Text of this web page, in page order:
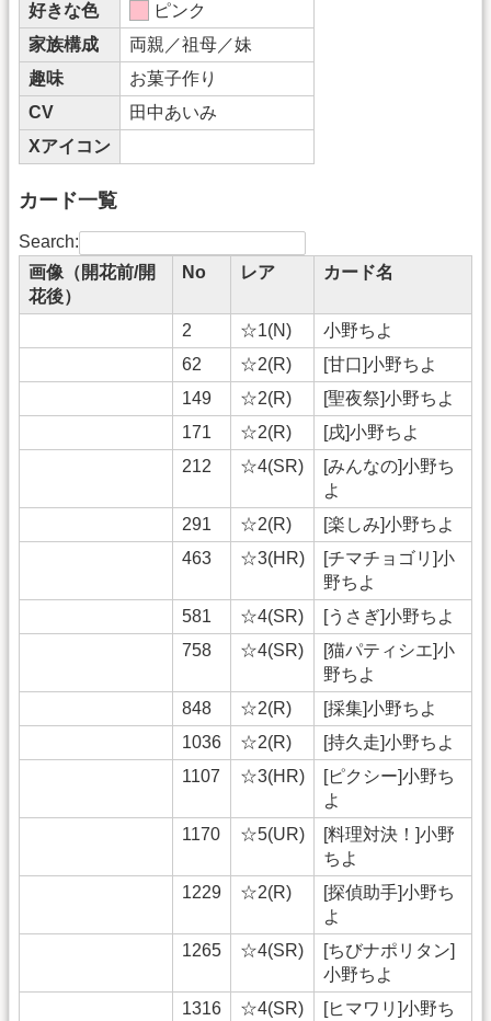
好きな色
ピンク
家族構成
両親／祖母／妹
趣味
お菓子作り
CV
田中あいみ
Xアイコン
カード一覧
Search:
画像（開花前/開
花後）
No レア カード名
2 ☆1(N)
小野ちよ
62
☆2(R)
[甘口]小野ちよ
149
☆2(R)
[聖夜祭]小野ちよ
171
☆2(R)
[戌]小野ちよ
212
☆4(SR)
[みんなの]小野ち
よ
291
☆2(R)
[楽しみ]小野ちよ
463
☆3(HR)
[チマチョゴリ]小
野ちよ
581
☆4(SR)
[うさぎ]小野ちよ
758
☆4(SR)
[猫パティシエ]小
野ちよ
848
☆2(R)
[採集]小野ちよ
1036
☆2(R)
[持久走]小野ちよ
1107
☆3(HR)
[ピクシー]小野ち
よ
1170
☆5(UR)
[料理対決！]小野
ちよ
1229
☆2(R)
[探偵助手]小野ち
よ
1265
☆4(SR)
[ちびナポリタン]
小野ちよ
1316
☆4(SR)
[ヒマワリ]小野ち